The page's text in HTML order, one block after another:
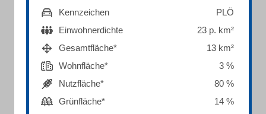
Kennzeichen
PLÖ
Einwohnerdichte
23 p. km²
Gesamtfläche*
13 km²
Wohnfläche*
3 %
Nutzfläche*
80 %
Grünfläche*
14 %